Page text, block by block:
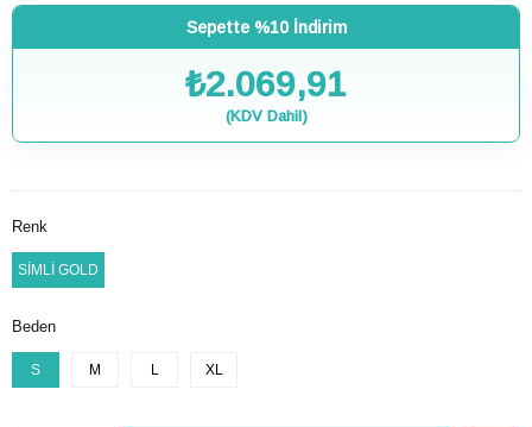
Sepette %10 İndirim
₺2.069,91
(KDV Dahil)
Renk
SİMLİ GOLD
Beden
S M L XL